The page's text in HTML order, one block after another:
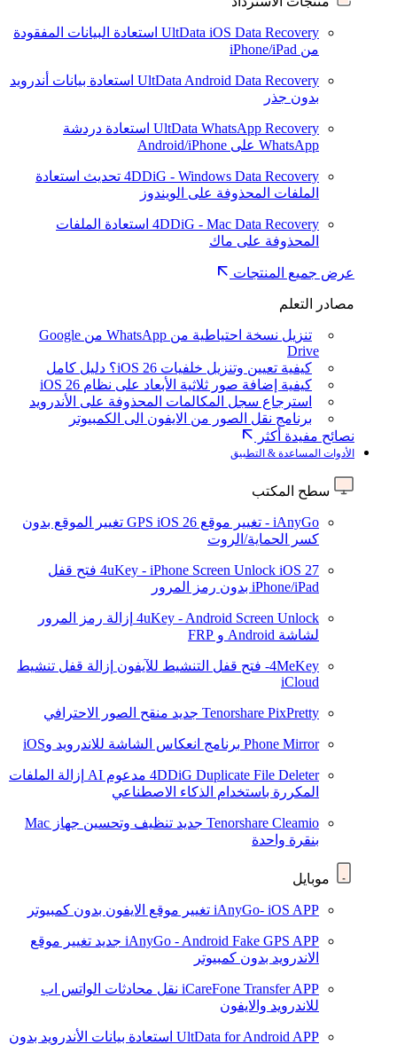
UltData iOS Data Recovery استعادة البيانات المفقودة
من iPhone/iPad
UltData Android Data Recovery استعادة بيانات أندرويد
بدون جذر
UltData WhatsApp Recovery استعادة دردشة
WhatsApp على Android/iPhone
4DDiG - Windows Data Recovery تحديث استعادة
الملفات المحذوفة على الويندوز
4DDiG - Mac Data Recovery استعادة الملفات
المحذوفة على ماك
عرض جميع المنتجات
مصادر التعلم
تنزيل نسخة احتياطية من WhatsApp من Google
Drive
كيفية تعيين وتنزيل خلفيات iOS 26؟ دليل كامل
كيفية إضافة صور ثلاثية الأبعاد على نظام iOS 26
استرجاع سجل المكالمات المحذوفة على الأندرويد
برنامج نقل الصور من الايفون الى الكمبيوتر
نصائح مفيدة أكثر
الأدوات المساعدة & التطبيق
سطح المكتب
iAnyGo - تغيير موقع GPS iOS 26
تغيير الموقع بدون
كسر الحماية/الروت
4uKey - iPhone Screen Unlock iOS 27
فتح قفل
iPhone/iPad بدون رمز المرور
4uKey - Android Screen Unlock إزالة رمز المرور
لشاشة Android و FRP
4MeKey- فتح قفل التنشيط للآيفون
إزالة قفل تنشيط
iCloud
Tenorshare PixPretty جديد منقح الصور الاحترافي
Phone Mirror برنامج انعكاس الشاشة للاندرويد وiOS
4DDiG Duplicate File Deleter مدعوم AI
إزالة الملفات
المكررة باستخدام الذكاء الاصطناعي
Tenorshare Cleamio جديد
تنظيف وتحسين جهاز Mac
بنقرة واحدة
موبايل
iAnyGo- iOS APP تغيير موقع الايفون بدون كمبيوتر
iAnyGo - Android Fake GPS APP جديد تغيير موقع
الاندرويد بدون كمبيوتر
iCareFone Transfer APP نقل محادثات الواتس اب
للاندرويد والايفون
UltData for Android APP استعادة بيانات الأندرويد بدون